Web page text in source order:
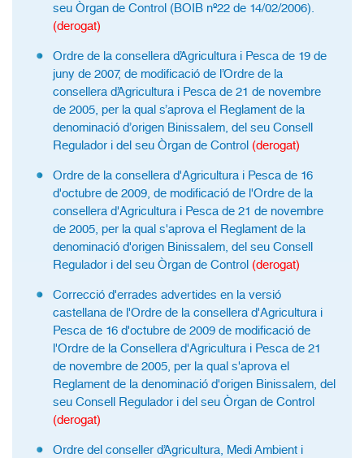
seu Òrgan de Control (BOIB nº22 de 14/02/2006).
(derogat)
Ordre de la consellera d’Agricultura i Pesca de 19 de
juny de 2007, de modificació de l’Ordre de la
consellera d’Agricultura i Pesca de 21 de novembre
de 2005, per la qual s’aprova el Reglament de la
denominació d’origen Binissalem, del seu Consell
Regulador i del seu Òrgan de Control (derogat)
Ordre de la consellera d'Agricultura i Pesca de 16
d'octubre de 2009, de modificació de l'Ordre de la
consellera d'Agricultura i Pesca de 21 de novembre
de 2005, per la qual s'aprova el Reglament de la
denominació d'origen Binissalem, del seu Consell
Regulador i del seu Òrgan de Control (derogat)
Correcció d'errades advertides en la versió
castellana de l'Ordre de la consellera d'Agricultura i
Pesca de 16 d'octubre de 2009 de modificació de
l'Ordre de la Consellera d'Agricultura i Pesca de 21
de novembre de 2005, per la qual s'aprova el
Reglament de la denominació d'origen Binissalem, del
seu Consell Regulador i del seu Òrgan de Control
(derogat)
Ordre del conseller d’Agricultura, Medi Ambient i